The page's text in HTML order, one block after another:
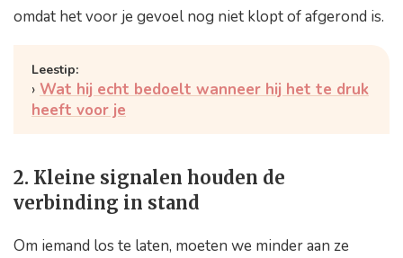
omdat het voor je gevoel nog niet klopt of afgerond is.
Wat hij echt bedoelt wanneer hij het te druk
heeft voor je
2. Kleine signalen houden de
verbinding in stand
Om iemand los te laten, moeten we minder aan ze